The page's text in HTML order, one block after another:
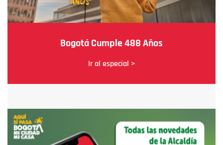
Bogotá Cumple 488 Años
Ir al especial >